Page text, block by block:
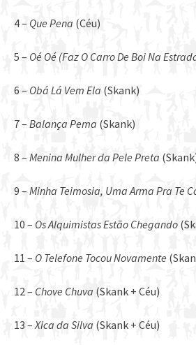
4 – Que Pena (Céu)
5 – Oé Oé (Faz O Carro De Boi Na
6 – Obá Lá Vem Ela (Skank)
7 – Balança Pema (Skank)
8 – Menina Mulher da Pele Preta
9 – Minha Teimosia, Uma Arma Pra Te
10 – Os Alquimistas Estão Chegando
11 – O Telefone Tocou Novamente
12 – Chove Chuva (Skank + Céu)
13 – Xica da Silva (Skank + Céu)